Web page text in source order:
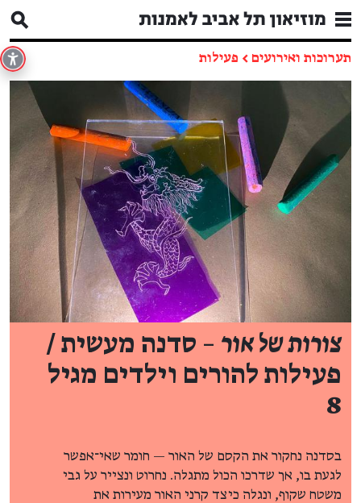
תערוכות ואירועים ← פעילות
צורות של אור – סדנה מעשית /
פעילות להורים וילדים מגיל
8
בסדנה נחקור את הקסם של האור — חומר שאי־אפשר
לגעת בו, אך שדרכו הכול מתגלה. נחרוט ונצייר על גבי
משטח שקוף, ונגלה כיצד קרני האור מעירות את